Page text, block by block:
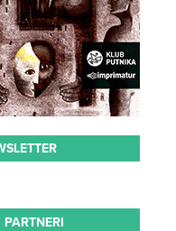
PARTNERI